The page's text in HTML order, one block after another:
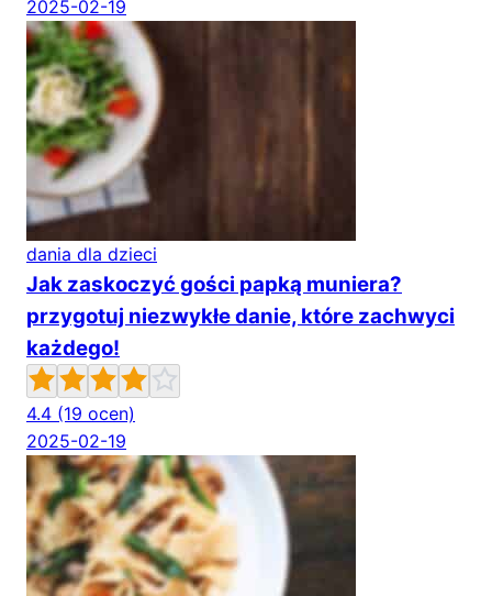
2025-02-19
dania dla dzieci
Jak zaskoczyć gości papką muniera?
przygotuj niezwykłe danie, które zachwyci
każdego!
4.4 (19 ocen)
2025-02-19